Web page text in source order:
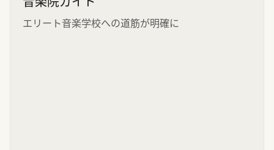
エリート音楽学校への道筋が明確に